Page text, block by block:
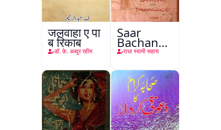
जलवाहा ए पा
ब रिकाब
डाॅ. फ़े. अब्दुर रहीम
Saar
Bachan
Nasr
राधा स्वामी सहाय